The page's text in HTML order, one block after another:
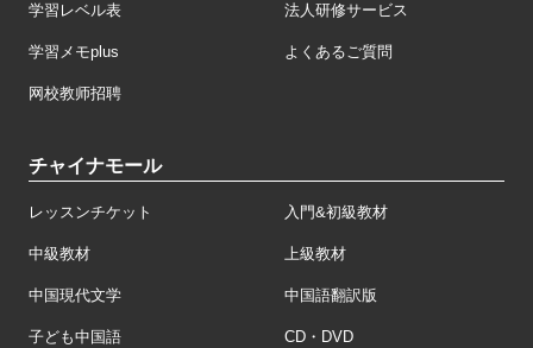
学習レベル表 法人研修サービス
学習メモplus よくあるご質問
网校教师招聘
チャイナモール
レッスンチケット 入門&初級教材
中級教材 上級教材
中国現代文学 中国語翻訳版
子ども中国語 CD・DVD